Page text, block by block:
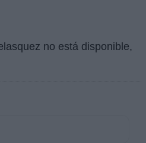
no está disponible,